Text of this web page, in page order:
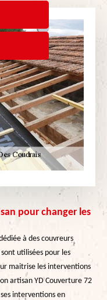
pour changer les
à des couvreurs
utilisées pour les
maitrise les interventions
artisan YD Couverture 72
interventions en